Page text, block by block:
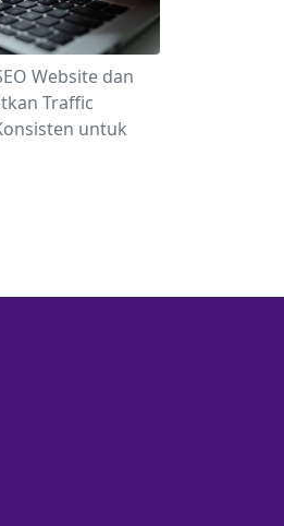
Website dan
Traffic
untuk